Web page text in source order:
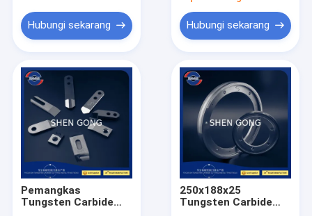
Hubungi sekarang Hubungi sekarang
Pemangkas
Tungsten Carbide
250x188x25
Tungsten Carbide